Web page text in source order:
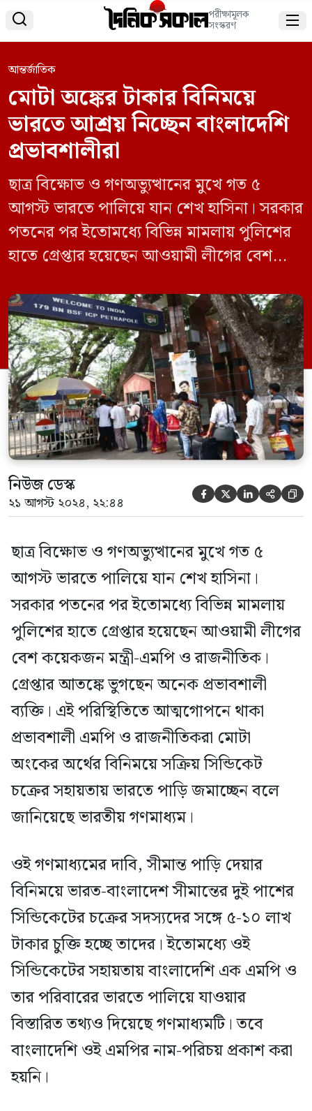
 পরীক্ষামূলক
সংস্করণ 
আন্তর্জাতিক
মোটা অঙ্কের টাকার বিনিময়ে
ভারতে আশ্রয় নিচ্ছেন বাংলাদেশি
প্রভাবশালীরা
ছাত্র বিক্ষোভ ও গণঅভ্যুত্থানের মুখে গত ৫
আগস্ট ভারতে পালিয়ে যান শেখ হাসিনা। সরকার
পতনের পর ইতোমধ্যে বিভিন্ন মামলায় পুলিশের
হাতে গ্রেপ্তার হয়েছেন আওয়ামী লীগের বেশ
আতঙ্কে ভুগছেন অনেক প্রভাবশালী ব্যক্তি। এই
পরিস্থিতিতে আত্মগোপনে থাকা প্রভাবশালী এমপি
ও রাজনীতিকরা মোটা অংকের অর্থের বিনিময়ে
সক্রিয় সিন্ডিকেট চক্রের সহায়তায় ভারতে পাড়ি
জমাচ্ছেন […]
নিউজ ডেস্ক
২১ আগস্ট ২০২৪, ২২:৪৪     
ছাত্র বিক্ষোভ ও গণঅভ্যুত্থানের মুখে গত ৫
আগস্ট ভারতে পালিয়ে যান শেখ হাসিনা।
সরকার পতনের পর ইতোমধ্যে বিভিন্ন মামলায়
পুলিশের হাতে গ্রেপ্তার হয়েছেন আওয়ামী লীগের
বেশ কয়েকজন মন্ত্রী-এমপি ও রাজনীতিক।
গ্রেপ্তার আতঙ্কে ভুগছেন অনেক প্রভাবশালী
ব্যক্তি। এই পরিস্থিতিতে আত্মগোপনে থাকা
প্রভাবশালী এমপি ও রাজনীতিকরা মোটা
অংকের অর্থের বিনিময়ে সক্রিয় সিন্ডিকেট
চক্রের সহায়তায় ভারতে পাড়ি জমাচ্ছেন বলে
জানিয়েছে ভারতীয় গণমাধ্যম।
ওই গণমাধ্যমের দাবি, সীমান্ত পাড়ি দেয়ার
বিনিময়ে ভারত-বাংলাদেশ সীমান্তের দুই পাশের
সিন্ডিকেটের চক্রের সদস্যদের সঙ্গে ৫-১০ লাখ
টাকার চুক্তি হচ্ছে তাদের। ইতোমধ্যে ওই
সিন্ডিকেটের সহায়তায় বাংলাদেশি এক এমপি ও
তার পরিবারের ভারতে পালিয়ে যাওয়ার
বিস্তারিত তথ্যও দিয়েছে গণমাধ্যমটি। তবে
বাংলাদেশি ওই এমপির নাম-পরিচয় প্রকাশ করা
হয়নি।